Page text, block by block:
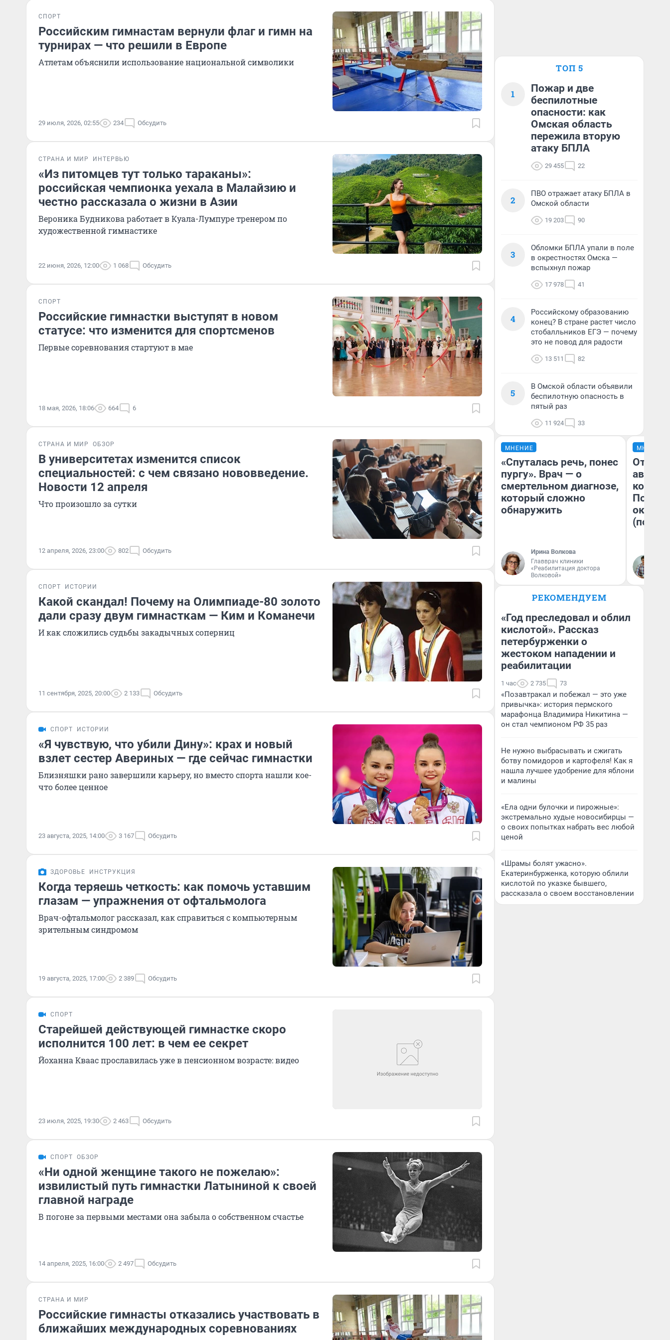
СПОРТ
Российским гимнастам вернули флаг и гимн на
турнирах — что решили в Европе
Атлетам объяснили использование национальной символики
29 июля, 2026, 02:55 234 Обсудить
СТРАНА И МИР ИНТЕРВЬЮ
«Из питомцев тут только тараканы»:
российская чемпионка уехала в Малайзию и
честно рассказала о жизни в Азии
Вероника Будникова работает в Куала-Лумпуре тренером по
художественной гимнастике
22 июня, 2026, 12:00 1 068 Обсудить
СПОРТ
Российские гимнастки выступят в новом
статусе: что изменится для спортсменов
Первые соревнования стартуют в мае
18 мая, 2026, 18:06 664 6
СТРАНА И МИР ОБЗОР
В университетах изменится список
специальностей: с чем связано нововведение.
Новости 12 апреля
Что произошло за сутки
12 апреля, 2026, 23:00 802 Обсудить
СПОРТ ИСТОРИИ
Какой скандал! Почему на Олимпиаде-80 золото
дали сразу двум гимнасткам — Ким и Команечи
И как сложились судьбы закадычных соперниц
11 сентября, 2025, 20:00 2 133 Обсудить
СПОРТ ИСТОРИИ
«Я чувствую, что убили Дину»: крах и новый
взлет сестер Авериных — где сейчас гимнастки
Близняшки рано завершили карьеру, но вместо спорта нашли кое-
что более ценное
23 августа, 2025, 14:00 3 167 Обсудить
ЗДОРОВЬЕ ИНСТРУКЦИЯ
Когда теряешь четкость: как помочь уставшим
глазам — упражнения от офтальмолога
Врач-офтальмолог рассказал, как справиться с компьютерным
зрительным синдромом
19 августа, 2025, 17:00 2 389 Обсудить
СПОРТ
Старейшей действующей гимнастке скоро
исполнится 100 лет: в чем ее секрет
Йоханна Кваас прославилась уже в пенсионном возрасте: видео
23 июля, 2025, 19:30 2 463 Обсудить
СПОРТ ОБЗОР
«Ни одной женщине такого не пожелаю»:
извилистый путь гимнастки Латыниной к своей
главной награде
В погоне за первыми местами она забыла о собственном счастье
14 апреля, 2025, 16:00 2 497 Обсудить
СТРАНА И МИР
Российские гимнасты отказались участвовать в
ближайших международных соревнованиях
ТОП 5
1
Пожар и две
беспилотные
опасности: как
Омская область
пережила вторую
атаку БПЛА
29 455 22
2
ПВО отражает атаку БПЛА в
Омской области
19 203 90
3
Обломки БПЛА упали в поле
в окрестностях Омска —
вспыхнул пожар
17 978 41
4
Российскому образованию
конец? В стране растет число
стобалльников ЕГЭ — почему
это не повод для радости
13 511 82
5
В Омской области объявили
беспилотную опасность в
пятый раз
11 924 33
МНЕНИЕ
«Спуталась речь, понес
пургу». Врач — о
смертельном диагнозе,
который сложно
обнаружить
Ирина Волкова
Главврач клиники
«Реабилитация доктора
Волковой»
МНЕНИЕ
От
(почти
РЕКОМЕНДУЕМ
«Год преследовал и облил
кислотой». Рассказ
петербурженки о
жестоком нападении и
реабилитации
1 час 2 735 73
«Позавтракал и побежал — это уже
привычка»: история пермского
марафонца Владимира Никитина —
он стал чемпионом РФ 35 раз
Не нужно выбрасывать и сжигать
ботву помидоров и картофеля! Как я
нашла лучшее удобрение для яблони
и малины
«Ела одни булочки и пирожные»:
экстремально худые новосибирцы —
о своих попытках набрать вес любой
ценой
«Шрамы болят ужасно».
Екатеринбурженка, которую облили
кислотой по указке бывшего,
рассказала о своем восстановлении